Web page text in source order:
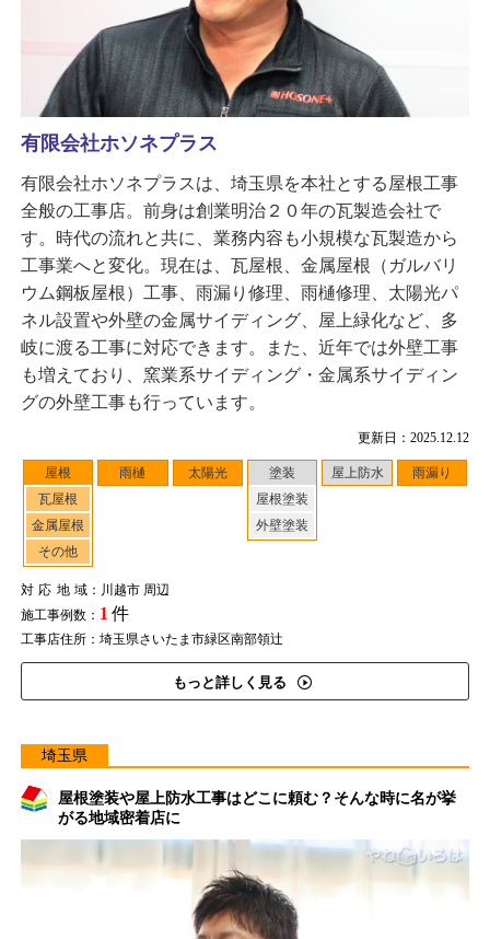
更新日：2025.12.12
屋根
瓦屋根
金属屋根
その他
雨樋 太陽光
塗装
屋根塗装
外壁塗装
屋上防水 雨漏り
対応地域：川越市 周辺
施工事例数： 1 件
工事店住所：埼玉県さいたま市緑区南部領辻
もっと詳しく見る
有限会社ホソネプラス
有限会社ホソネプラスは、埼玉県を本社とする屋根工事
全般の工事店。前身は創業明治２０年の瓦製造会社で
す。時代の流れと共に、業務内容も小規模な瓦製造から
工事業へと変化。現在は、瓦屋根、金属屋根（ガルバリ
ウム鋼板屋根）工事、雨漏り修理、雨樋修理、太陽光パ
ネル設置や外壁の金属サイディング、屋上緑化など、多
岐に渡る工事に対応できます。また、近年では外壁工事
も増えており、窯業系サイディング・金属系サイディン
グの外壁工事も行っています。
埼玉県
屋根塗装や屋上防水工事はどこに頼む？そんな時に名が挙
がる地域密着店に